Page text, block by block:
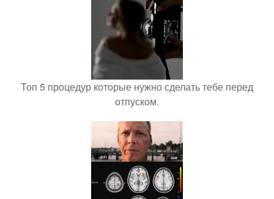
Топ 5 процедур которые нужно сделать тебе перед
отпуском.